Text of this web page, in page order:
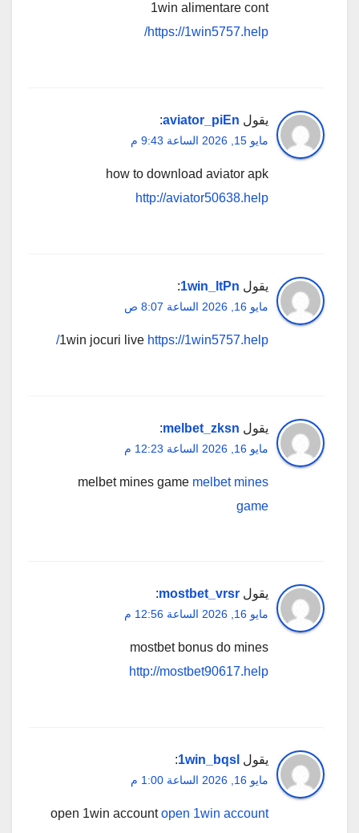
1win alimentare cont
https://1win5757.help/
يقول aviator_piEn
:
مايو 15, 2026 الساعة 9:43 م
how to download aviator apk
http://aviator50638.help
يقول 1win_ltPn
:
مايو 16, 2026 الساعة 8:07 ص
1win jocuri live https://1win5757.help/
يقول melbet_zksn
:
مايو 16, 2026 الساعة 12:23 م
melbet mines game melbet mines
game
يقول mostbet_vrsr
:
مايو 16, 2026 الساعة 12:56 م
mostbet bonus do mines
http://mostbet90617.help
يقول 1win_bqsl
:
مايو 16, 2026 الساعة 1:00 م
open 1win accountopen 1win account